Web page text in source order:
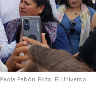
Paola Pabón. Foto: El Universo